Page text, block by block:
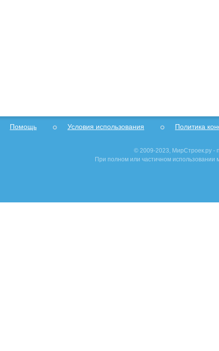
Помощь Условия использования Политика
© 2009-2023, МирСтроек.ру -
При полном или частичном использовании